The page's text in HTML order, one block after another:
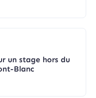
un stage hors du
Blanc